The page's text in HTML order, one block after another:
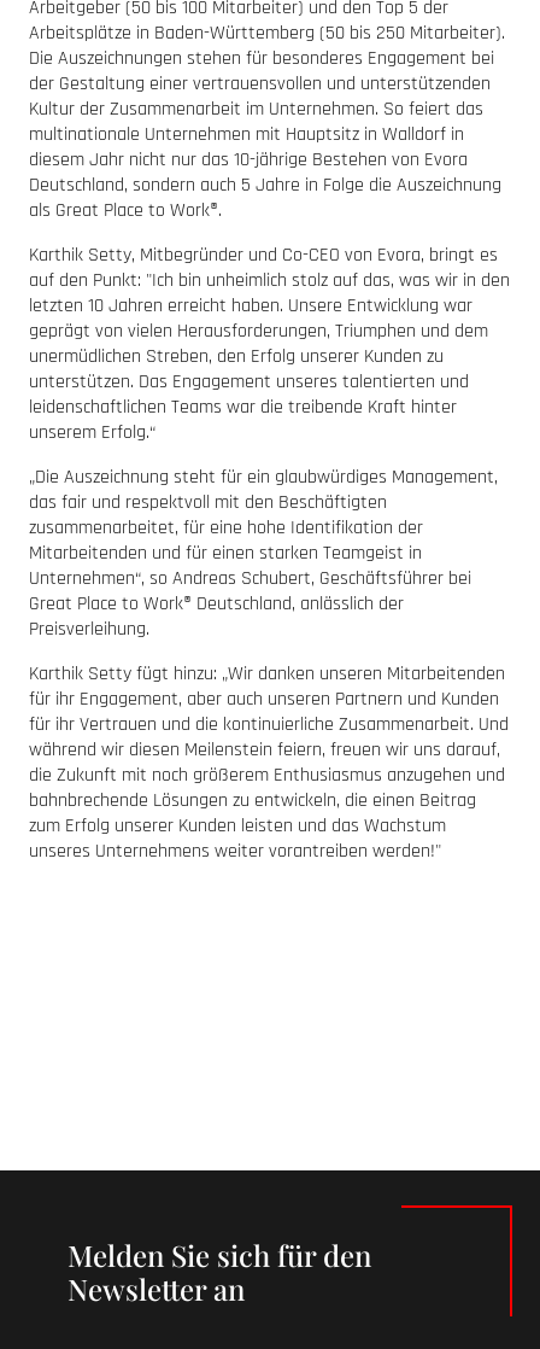
Arbeitgeber (50 bis 100 Mitarbeiter) und den Top 5 der
Arbeitsplätze in Baden-Württemberg (50 bis 250 Mitarbeiter).
Die Auszeichnungen stehen für besonderes Engagement bei
der Gestaltung einer vertrauensvollen und unterstützenden
Kultur der Zusammenarbeit im Unternehmen. So feiert das
multinationale Unternehmen mit Hauptsitz in Walldorf in
diesem Jahr nicht nur das 10-jährige Bestehen von Evora
Deutschland, sondern auch 5 Jahre in Folge die Auszeichnung
als Great Place to Work®.
Karthik Setty, Mitbegründer und Co-CEO von Evora, bringt es
auf den Punkt: "Ich bin unheimlich stolz auf das, was wir in den
letzten 10 Jahren erreicht haben. Unsere Entwicklung war
geprägt von vielen Herausforderungen, Triumphen und dem
unermüdlichen Streben, den Erfolg unserer Kunden zu
unterstützen. Das Engagement unseres talentierten und
leidenschaftlichen Teams war die treibende Kraft hinter
unserem Erfolg.“
„Die Auszeichnung steht für ein glaubwürdiges Management,
das fair und respektvoll mit den Beschäftigten
zusammenarbeitet, für eine hohe Identifikation der
Mitarbeitenden und für einen starken Teamgeist in
Unternehmen“, so Andreas Schubert, Geschäftsführer bei
Great Place to Work® Deutschland, anlässlich der
Preisverleihung.
Karthik Setty fügt hinzu: „Wir danken unseren Mitarbeitenden
für ihr Engagement, aber auch unseren Partnern und Kunden
für ihr Vertrauen und die kontinuierliche Zusammenarbeit. Und
während wir diesen Meilenstein feiern, freuen wir uns darauf,
die Zukunft mit noch größerem Enthusiasmus anzugehen und
bahnbrechende Lösungen zu entwickeln, die einen Beitrag
zum Erfolg unserer Kunden leisten und das Wachstum
unseres Unternehmens weiter vorantreiben werden!"
Melden Sie sich für den
Newsletter an